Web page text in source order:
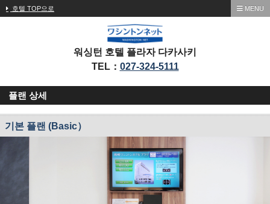
호텔 TOP으로 MENU
워싱턴 호텔 플라자 다카사키
TEL： 027-324-5111
플랜 상세
기본 플랜 (Basic）